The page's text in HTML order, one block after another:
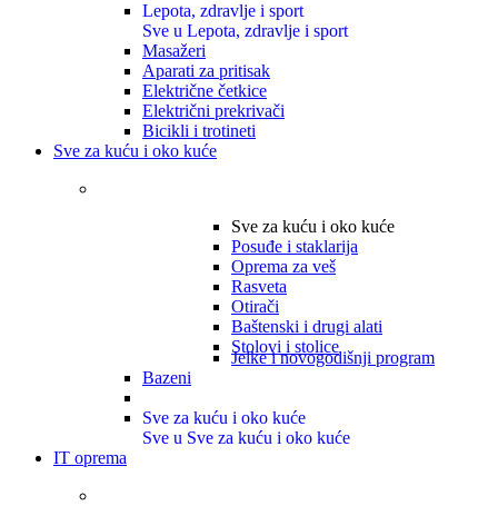
Lepota, zdravlje i sport
Sve u Lepota, zdravlje i sport
Masažeri
Aparati za pritisak
Električne četkice
Električni prekrivači
Bicikli i trotineti
Sve za kuću i oko kuće
Sve za kuću i oko kuće
Posuđe i staklarija
Oprema za veš
Rasveta
Otirači
Baštenski i drugi alati
Stolovi i stolice
Jelke i novogodišnji program
Bazeni
Sve za kuću i oko kuće
Sve u Sve za kuću i oko kuće
IT oprema